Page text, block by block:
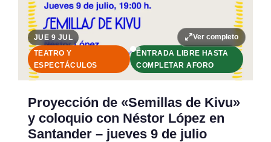
Ver completo
JUE 9 JUL
TEATRO Y
ESPECTÁCULOS
ENTRADA LIBRE HASTA
COMPLETAR AFORO
Proyección de «Semillas de Kivu»
y coloquio con Néstor López en
Santander – jueves 9 de julio